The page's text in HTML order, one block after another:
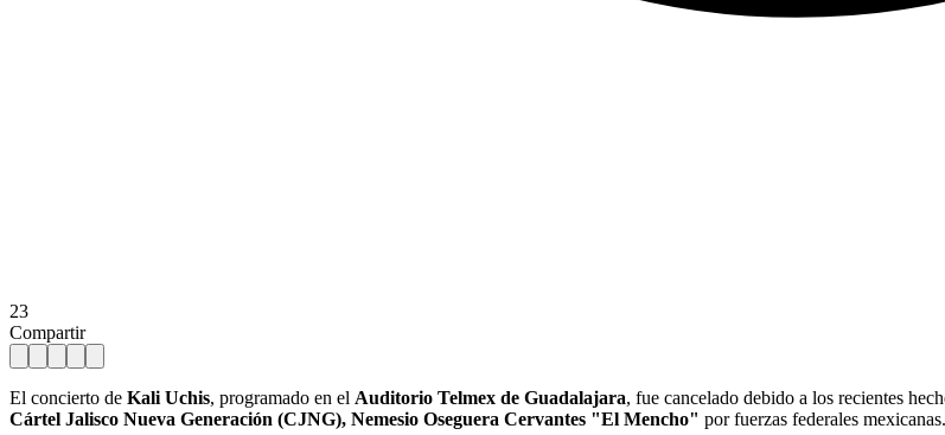
23
Compartir
El concierto de Kali Uchis, programado en el Auditorio Telmex de Guadalajara, fue cancelado debido a los recientes
Cártel Jalisco Nueva Generación (CJNG), Nemesio Oseguera Cervantes "El Mencho" por fuerzas federales mexicanas.